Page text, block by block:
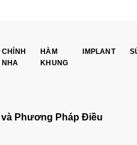
CHỈNH
NHA
HÀM
KHUNG
IMPLANT
Phương Pháp Điều